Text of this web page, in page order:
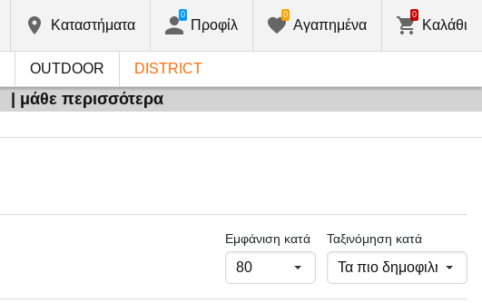
Kαταστήματα Προφίλ
0
Αγαπημένα
0
Καλάθι
0
OUTDOOR DISTRICT
| μάθε περισσότερα
Εμφάνιση κατά Ταξινόμηση κατά